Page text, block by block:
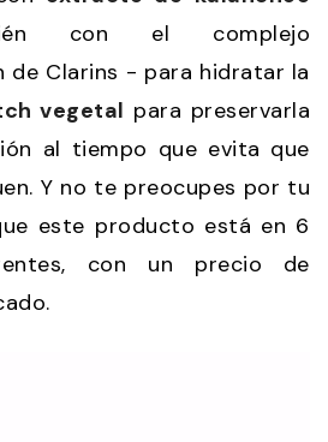
con el complejo
de Clarins - para hidratar la
vegetal para preservarla
al tiempo que evita que
Y no te preocupes por tu
este producto está en 6
con un precio de